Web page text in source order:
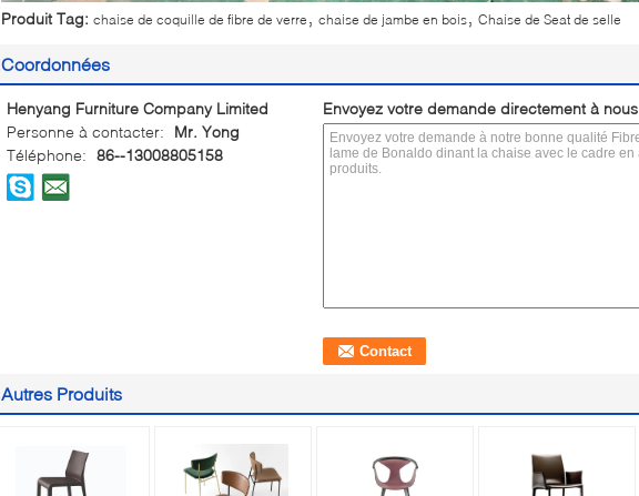
Produit Tag: chaise de coquille de fibre de verre , chaise de jambe en bois, Chaise de Seat de selle
Coordonnées
Henyang Furniture Company Limited
Personne à contacter:
Mr. Yong
Téléphone: 86--13008805158
Envoyez votre demande directement à nous
Autres Produits